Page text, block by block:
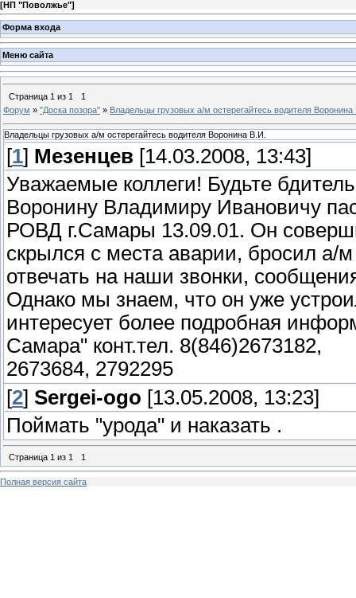
[НП "Поволжье"]
Форма входа
Меню сайта
Страница 1 из 1
1
Форум » "Доска позора" » Владельцы грузовых а/м остерегайтесь водителя
Владельцы грузовых а/м остерегайтесь водителя Воронина В.И.
[1] Мезенцев [14.03.2008, 13:43]
Уважаемые коллеги! Будьте
Воронину Владимиру Ивановичу
РОВД г.Самары 13.09.01. Он
скрылся с места аварии, бросил а/
отвечать на наши звонки,
Однако мы знаем, что он уже
интересует более подробная
Самара" конт.тел. 8(846)2673182,
2673684, 2792295
[2] Sergei-ogo [13.05.2008, 13:23]
Поймать "урода" и наказать .
Страница 1 из 1 1
Полная версия сайта